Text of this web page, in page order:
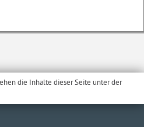
die Inhalte dieser Seite unter der